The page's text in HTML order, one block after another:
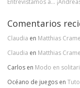
Entrevistamos a…
Comentarios
Claudia en Matthias
Claudia en Matthias
Carlos en Modo en
Océano de juegos en